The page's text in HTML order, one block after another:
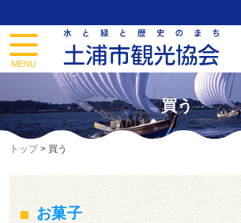
content
toggle
navigation
MENU
買う
トップ> 買う
お菓子